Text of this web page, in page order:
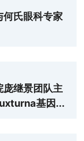
何氏眼科专家
庞继景团队主
基因...